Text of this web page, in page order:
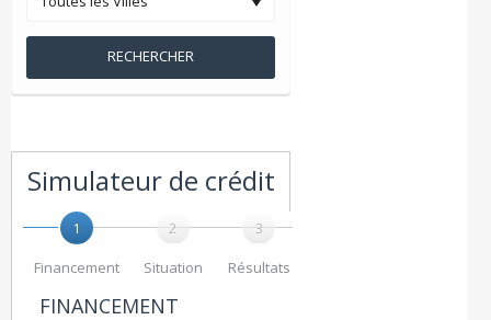
RECHERCHER
Simulateur de crédit
1
Financement
2
Situation
3
Résultats
FINANCEMENT